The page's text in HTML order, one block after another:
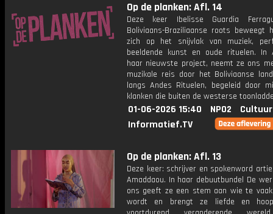
Op de planken: Afl. 14
Deze keer Ibelisse Guardia
Boliviaans-Braziliaanse roots beweegt
zich op het snijvlak van muziek,
beeldende kunst en oude rituelen. In
haar nieuwste project, neemt ze ons
muzikale reis door het Boliviaanse
langs Andes Rituelen, begeleid door
klanken die buiten de westerse
01-06-2026 15:40 NPO2
Informatief.TV
Op de planken: Afl. 13
Deze keer: schrijver en spokenword
Amaddaou. In haar debuutbundel De
ons geeft ze een stem aan wie te
wordt en brengt ze liefde en